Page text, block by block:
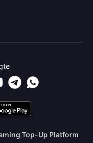
Top-Up Platform